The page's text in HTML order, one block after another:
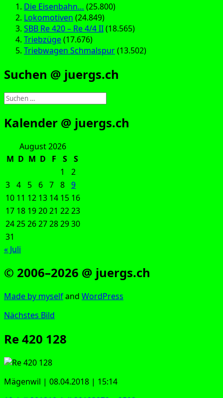
Die Eisenbahn… (25.800)
Lokomotiven (24.849)
SBB Re 420 – Re 4/4 II(18.565)
Triebzüge(17.676)
Triebwagen Schmalspur(13.502)
Suchen @ juergs.ch
Suchen
nach:
Kalender @ juergs.ch
August 2026
M D M D F S
S
1
2
3 4 5 6 7 8 9
10 11 12 13 14 15 16
17 18 192021 2223
24252627282930
31
« Juli
© 2006–2026 @ juergs.ch
Made by mys­elfand Word­Press
Nächstes Bild
Re 420 128
Mägen­wil | 08.04.2018 | 15:14